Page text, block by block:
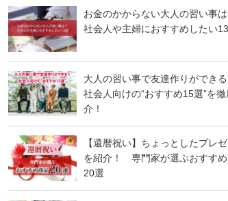
お金のかからない大人の習い事
社会人や主婦におすすめしたい
大人の習い事で友達作りができ
社会人向けの“おすすめ15選”を徹
介！
【還暦祝い】ちょっとしたプレ
を紹介！ 専門家が選ぶおすすめ
20選